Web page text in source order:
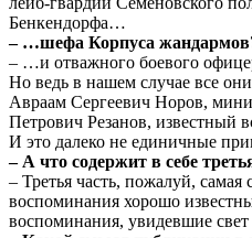
Бенкендорфа…
– …шефа Корпуса
– …и отважного боевого
Но ведь в нашем случае все
Авраам Сергеевич Норов,
Петрович Резанов, известный
И это далеко не единичные
– А что содержит в себе
– Третья часть, пожалуй,
воспоминания хорошо
воспоминания, увидевшие